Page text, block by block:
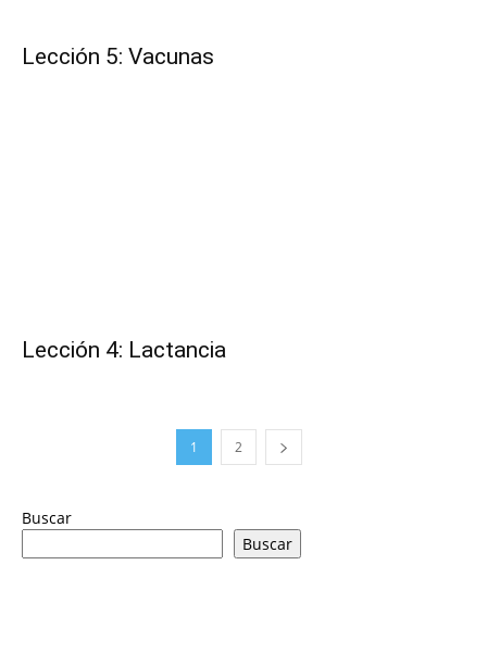
Lección 5: Vacunas
Lección 4: Lactancia
1 2
Buscar
Buscar